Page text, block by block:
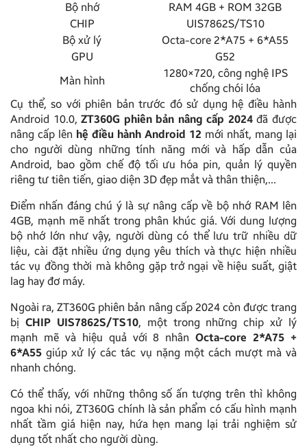
Bộ nhớ
RAM 4GB + ROM 32GB
CHIP
UIS7862S/TS10
Bộ xử lý
Octa-core 2*A75 + 6*A55
GPU
G52
Màn hình
1280×720, công nghệ IPS
chống chói lóa
Cụ thể, so với phiên bản trước đó sử dụng hệ điều hành
Android 10.0,ZT360G phiên bản nâng cấp 2024đã được
nâng cấp lên hệ điều hành Android 12 mới nhất, mang lại
cho người dùng những tính năng mới và hấp dẫn của
Android, bao gồm chế độ tối ưu hóa pin, quản lý quyền
riêng tư tiên tiến, giao diện 3D đẹp mắt và thân thiện,…
Điểm nhấn đáng chú ý là sự nâng cấp về bộ nhớ RAM lên
4GB, mạnh mẽ nhất trong phân khúc giá. Với dung lượng
bộ nhớ lớn như vậy, người dùng có thể lưu trữ nhiều dữ
liệu, cài đặt nhiều ứng dụng yêu thích và thực hiện nhiều
tác vụ đồng thời mà không gặp trở ngại về hiệu suất, giật
lag hay đơ máy.
Ngoài ra, ZT360G phiên bản nâng cấp 2024 còn được trang
bị CHIP UIS7862S/TS10, một trong những chip xử lý
mạnh mẽ và hiệu quả với 8 nhânOcta-core 2*A75 +
6*A55 giúp xử lý các tác vụ nặng một cách mượt mà và
nhanh chóng.
Có thể thấy, với những thông số ấn tượng trên thì không
ngoa khi nói, ZT360G chính là sản phẩm có cấu hình mạnh
nhất tầm giá hiện nay, hứa hẹn mang lại trải nghiệm sử
dụng tốt nhất cho người dùng.